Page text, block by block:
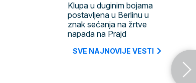
Klupa u duginim bojama
postavljena u Berlinu u
znak sećanja na žrtve
napada na Prajd
SVE NAJNOVIJE VESTI